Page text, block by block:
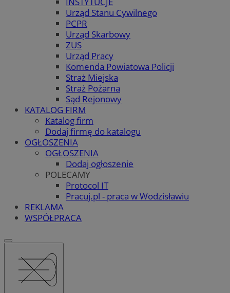
Urząd Stanu Cywilnego
PCPR
Urząd Skarbowy
ZUS
Urząd Pracy
Komenda Powiatowa Policji
Straż Miejska
Straż Pożarna
Sąd Rejonowy
KATALOG FIRM
Katalog firm
Dodaj firmę do katalogu
OGŁOSZENIA
OGŁOSZENIA
Dodaj ogłoszenie
POLECAMY
Protocol IT
Pracuj.pl - praca w Wodzisławiu
REKLAMA
WSPÓŁPRACA